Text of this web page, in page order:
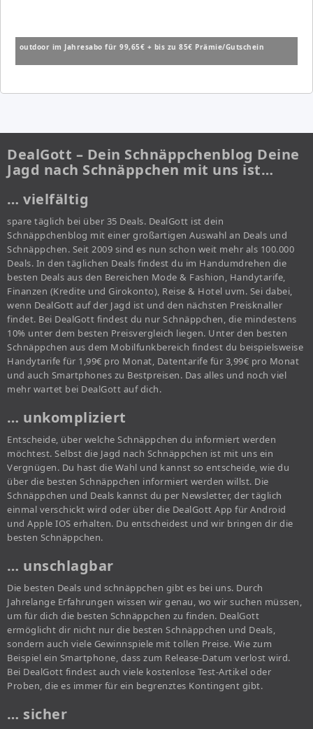
outdoor im Jahresabo für 99,65€ + bis zu 85€ Prämie/Gutschein
DealGott – Dein Schnäppchenblog Deine
Jagd nach Schnäppchen mit uns ist…
… vielfältig
spare täglich bei über 35 Deals. DealGott ist dein
Schnäppchenblog mit einer großartigen Auswahl an Deals und
Schnäppchen. Seit 2009 sind es nun schon weit mehr als 100.000
Deals. In den täglichen Deals findest du im Handumdrehen die
besten Deals aus den Bereichen Mode & Fashion, Handytarife,
Finanzen (Kredite und Girokonto), Reise & Hotel uvm. Sei dabei,
wenn DealGott auf der Jagd ist und den nächsten Preisknaller
findet. Bei DealGott findest du nur Schnäppchen, die mindestens
10% unter dem besten Preisvergleich liegen. Unter den besten
Schnäppchen aus dem Mobilfunkbereich findest du beispielsweise
Handytarife für 1,99€ pro Monat, Datentarife für 3,99€ pro Monat
und auch Smartphones zu Bestpreisen. Das alles und noch viel
mehr wartet bei DealGott auf dich.
… unkompliziert
Entscheide, über welche Schnäppchen du informiert werden
möchtest. Selbst die Jagd nach Schnäppchen ist mit uns ein
Vergnügen. Du hast die Wahl und kannst so entscheide, wie du
über die besten Schnäppchen informiert werden willst. Die
Schnäppchen und Deals kannst du per Newsletter, der täglich
einmal verschickt wird oder über die DealGott App für Android
und Apple IOS erhalten. Du entscheidest und wir bringen dir die
besten Schnäppchen.
… unschlagbar
Die besten Deals und schnäppchen gibt es bei uns. Durch
Jahrelange Erfahrungen wissen wir genau, wo wir suchen müssen,
um für dich die besten Schnäppchen zu finden. DealGott
ermöglicht dir nicht nur die besten Schnäppchen und Deals,
sondern auch viele Gewinnspiele mit tollen Preise. Wie zum
Beispiel ein Smartphone, dass zum Release-Datum verlost wird.
Bei DealGott findest auch viele kostenlose Test-Artikel oder
Proben, die es immer für ein begrenztes Kontingent gibt.
… sicher